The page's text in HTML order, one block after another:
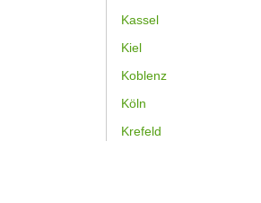
Kassel
Kiel
Koblenz
Köln
Krefeld